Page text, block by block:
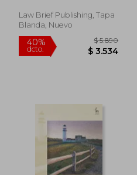
Law Brief Publishing, Tapa
Blanda, Nuevo